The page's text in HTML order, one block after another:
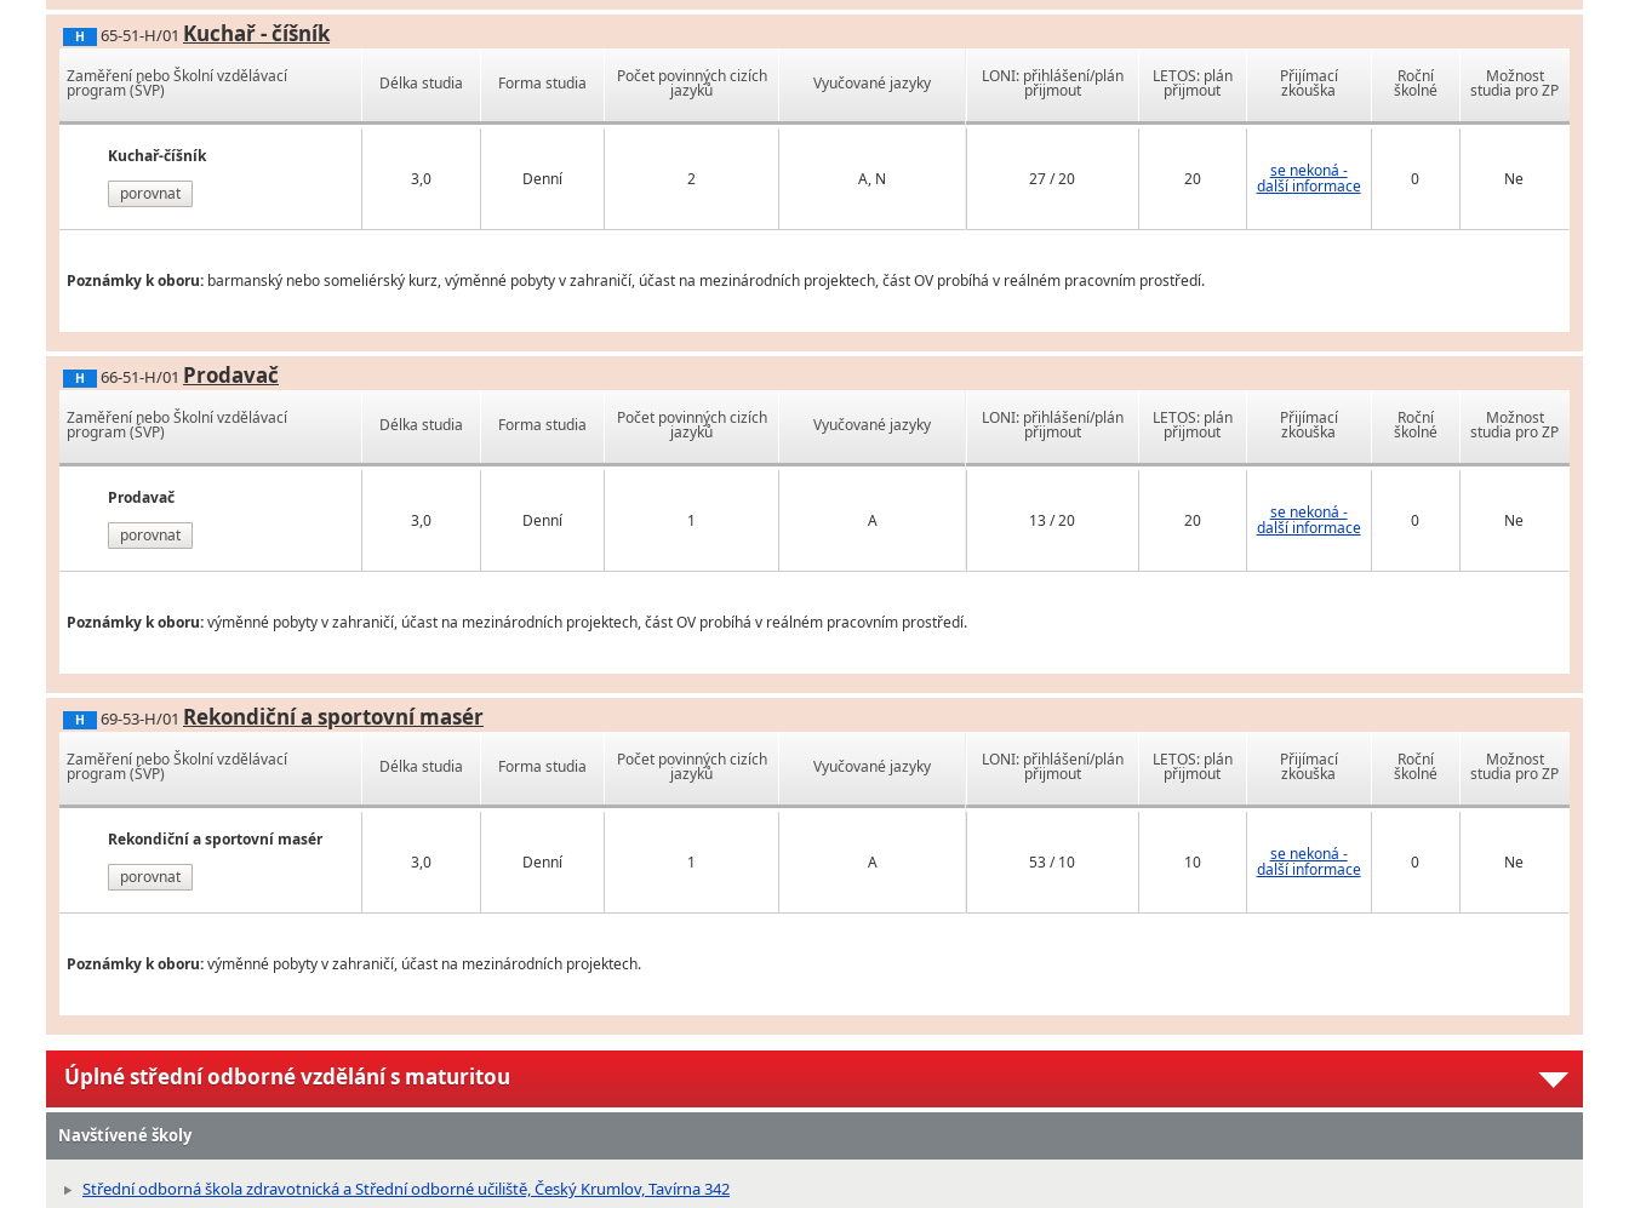
H 65-51-H/01 Kuchař - číšník
Zaměření nebo Školní vzdělávací
program (ŠVP)
Kuchař-číšník
porovnat
Délka studia Forma studia Počet povinných cizích
jazyků Vyučované jazyky
3,0 Denní 2 A, N
LONI: přihlášení/plán
přijmout
LETOS: plán
přijmout
Přijímací
zkouška
Roční
školné
Možnost
studia pro ZP
27 / 20 20 se nekoná -
další informace 0 Ne
Poznámky k oboru: barmanský nebo someliérský kurz, výměnné pobyty v zahraničí, účast na mezinárodních projektech, část OV probíhá v reálném pracovním prostředí.
H 66-51-H/01 Prodavač
Zaměření nebo Školní vzdělávací
program (ŠVP)
Prodavač
porovnat
Délka studia Forma studia Počet povinných cizích
jazyků Vyučované jazyky
3,0 Denní 1 A
LONI: přihlášení/plán
přijmout
LETOS: plán
přijmout
Přijímací
zkouška
Roční
školné
Možnost
studia pro ZP
13 / 20 20 se nekoná -
další informace 0 Ne
Poznámky k oboru:výměnné pobyty v zahraničí, účast na mezinárodních projektech, část OV probíhá v reálném pracovním prostředí.
H 69-53-H/01 Rekondiční a sportovní masér
Zaměření nebo Školní vzdělávací
program (ŠVP)
Rekondiční a sportovní masér
porovnat
Délka studia Forma studia Počet povinných cizích
jazyků Vyučované jazyky
3,0 Denní 1 A
LONI: přihlášení/plán
přijmout
LETOS: plán
přijmout
Přijímací
zkouška
Roční
školné
Možnost
studia pro ZP
53 / 10 10 se nekoná -
další informace 0 Ne
Poznámky k oboru:výměnné pobyty v zahraničí, účast na mezinárodních projektech.
Úplné střední odborné vzdělání s maturitou
Navštívené školy
Střední odborná škola zdravotnická a Střední odborné učiliště, Český Krumlov, Tavírna 342